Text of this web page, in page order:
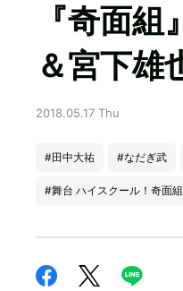
『奇面
＆宮下雄
2018.05.17 Thu
#田中大祐 #なだぎ武
#舞台 ハイスクール！奇面